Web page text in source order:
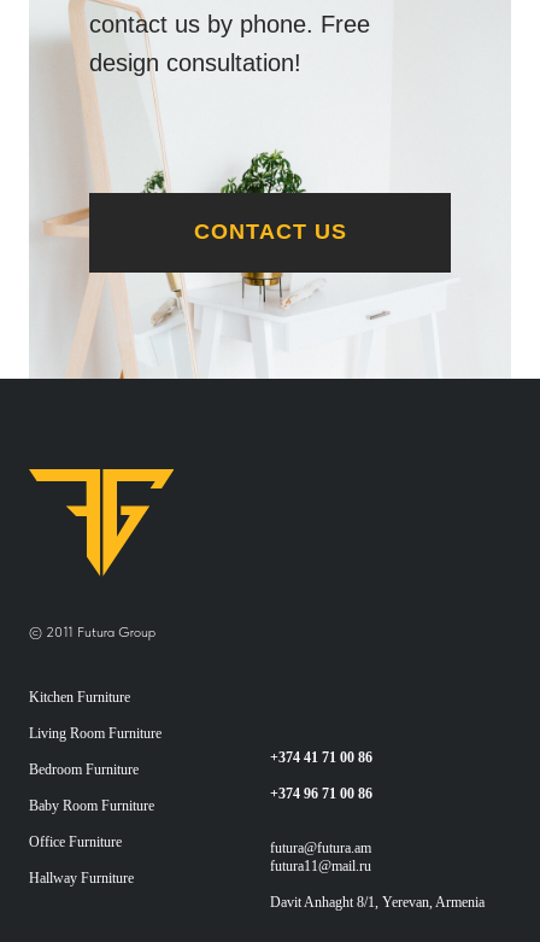
CONTACT US
contact us by phone. Free
design consultation!
© 2011 Futura Group
Kitchen Furniture
Living Room Furniture
Bedroom Furniture
Baby Room Furniture
Office Furniture
Hallway Furniture
+374 41 71 00 86
+374 96 71 00 86
futura@futura.am
futura11@mail.ru
Davit Anhaght 8/1, Yerevan, Armenia